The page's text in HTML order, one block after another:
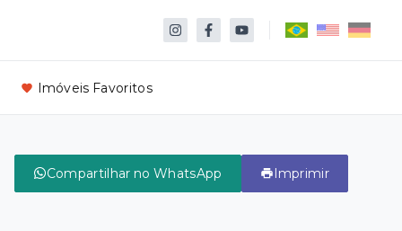
Imóveis Favoritos
Compartilhar no WhatsApp Imprimir